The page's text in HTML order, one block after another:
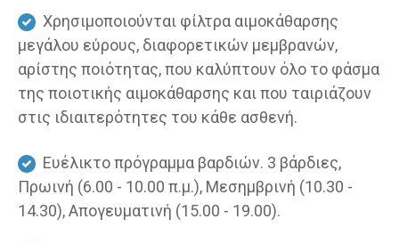
Χρησιμοποιούνται φίλτρα αιμοκάθαρσης
μεγάλου εύρους, διαφορετικών μεμβρανών,
αρίστης ποιότητας, που καλύπτουν όλο το φάσμα
της ποιοτικής αιμοκάθαρσης και που ταιριάζουν
στις ιδιαιτερότητες του κάθε ασθενή.
Ευέλικτο πρόγραμμα βαρδιών. 3 βάρδιες,
Πρωινή (6.00 - 10.00 π.μ.), Μεσημβρινή (10.30 -
14.30), Απογευματινή (15.00 - 19.00).